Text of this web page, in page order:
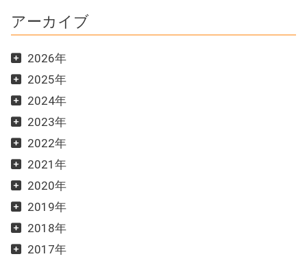
アーカイブ
2026年
2025年
2024年
2023年
2022年
2021年
2020年
2019年
2018年
2017年